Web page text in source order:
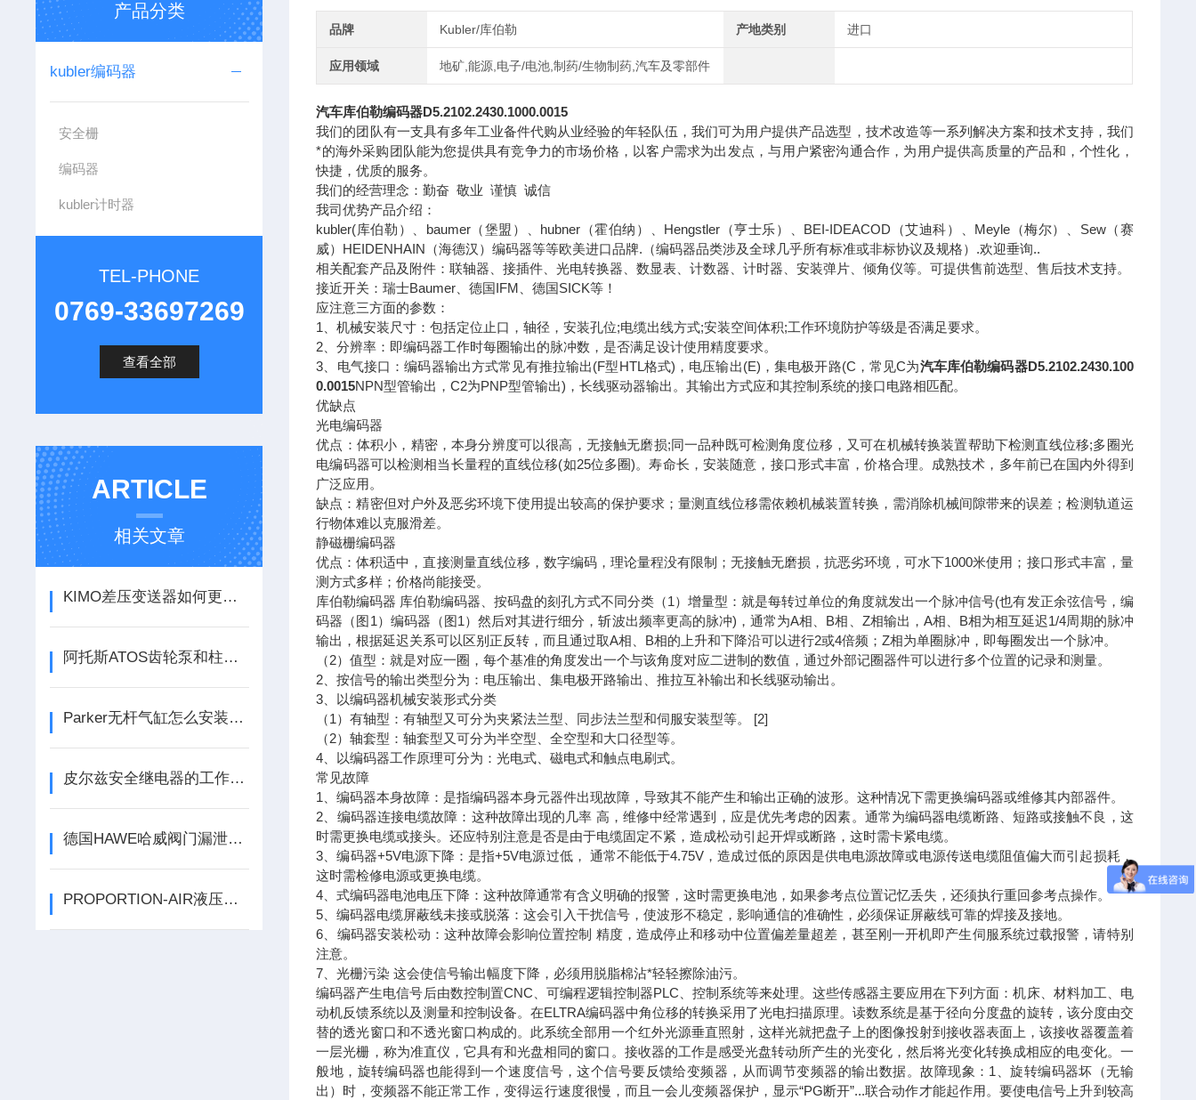
产品分类
kubler编码器
安全栅
编码器
kubler计时器
TEL-PHONE
0769-33697269
查看全部
ARTICLE
相关文章
KIMO差压变送器如何更改量程
阿托斯ATOS齿轮泵和柱塞泵的区别有哪些
Parker无杆气缸怎么安装图解
皮尔兹安全继电器的工作原理是什么？
德国HAWE哈威阀门漏泄的原因
PROPORTION-AIR液压比例阀工作原理是什么
品牌 Kubler/库伯勒 产地类别 进口
应用领域 地矿,能源,电子/电池,制药/生物制药,汽车及零部件
汽车库伯勒编码器D5.2102.2430.1000.0015
我们的团队有一支具有多年工业备件代购从业经验的年轻队伍，我们可为用户提供产品选型，技术改造等一系列解决方案和技术支持，我们
*的海外采购团队能为您提供具有竞争力的市场价格，以客户需求为出发点，与用户紧密沟通合作，为用户提供高质量的产品和，个性化，
快捷，优质的服务。
我们的经营理念：勤奋 敬业 谨慎 诚信
我司优势产品介绍：
kubler(库伯勒）、baumer（堡盟）、hubner（霍伯纳）、Hengstler（亨士乐）、BEI-IDEACOD（艾迪科）、Meyle（梅尔）、Sew（赛
威）HEIDENHAIN（海德汉）编码器等等欧美进口品牌.（编码器品类涉及全球几乎所有标准或非标协议及规格）.欢迎垂询..
相关配套产品及附件：联轴器、接插件、光电转换器、数显表、计数器、计时器、安装弹片、倾角仪等。可提供售前选型、售后技术支持。
接近开关：瑞士Baumer、德国IFM、德国SICK等！
应注意三方面的参数：
1、机械安装尺寸：包括定位止口，轴径，安装孔位;电缆出线方式;安装空间体积;工作环境防护等级是否满足要求。
2、分辨率：即编码器工作时每圈输出的脉冲数，是否满足设计使用精度要求。
3、电气接口：编码器输出方式常见有推拉输出(F型HTL格式)，电压输出(E)，集电极开路(C，常见C为汽车库伯勒编码器D5.2102.2430.100
0.0015NPN型管输出，C2为PNP型管输出)，长线驱动器输出。其输出方式应和其控制系统的接口电路相匹配。
优缺点
光电编码器
优点：体积小，精密，本身分辨度可以很高，无接触无磨损;同一品种既可检测角度位移，又可在机械转换装置帮助下检测直线位移;多圈光
电编码器可以检测相当长量程的直线位移(如25位多圈)。寿命长，安装随意，接口形式丰富，价格合理。成熟技术，多年前已在国内外得到
广泛应用。
缺点：精密但对户外及恶劣环境下使用提出较高的保护要求；量测直线位移需依赖机械装置转换，需消除机械间隙带来的误差；检测轨道运
行物体难以克服滑差。
静磁栅编码器
优点：体积适中，直接测量直线位移，数字编码，理论量程没有限制；无接触无磨损，抗恶劣环境，可水下1000米使用；接口形式丰富，量
测方式多样；价格尚能接受。
库伯勒编码器 库伯勒编码器、按码盘的刻孔方式不同分类（1）增量型：就是每转过单位的角度就发出一个脉冲信号(也有发正余弦信号，编
码器（图1）编码器（图1）然后对其进行细分，斩波出频率更高的脉冲)，通常为A相、B相、Z相输出，A相、B相为相互延迟1/4周期的脉冲
输出，根据延迟关系可以区别正反转，而且通过取A相、B相的上升和下降沿可以进行2或4倍频；Z相为单圈脉冲，即每圈发出一个脉冲。
（2）值型：就是对应一圈，每个基准的角度发出一个与该角度对应二进制的数值，通过外部记圈器件可以进行多个位置的记录和测量。
2、按信号的输出类型分为：电压输出、集电极开路输出、推拉互补输出和长线驱动输出。
3、以编码器机械安装形式分类
（1）有轴型：有轴型又可分为夹紧法兰型、同步法兰型和伺服安装型等。 [2]
（2）轴套型：轴套型又可分为半空型、全空型和大口径型等。
4、以编码器工作原理可分为：光电式、磁电式和触点电刷式。
常见故障
1、编码器本身故障：是指编码器本身元器件出现故障，导致其不能产生和输出正确的波形。这种情况下需更换编码器或维修其内部器件。
2、编码器连接电缆故障：这种故障出现的几率 高，维修中经常遇到，应是优先考虑的因素。通常为编码器电缆断路、短路或接触不良，这
时需更换电缆或接头。还应特别注意是否是由于电缆固定不紧，造成松动引起开焊或断路，这时需卡紧电缆。
3、编码器+5V电源下降：是指+5V电源过低， 通常不能低于4.75V，造成过低的原因是供电电源故障或电源传送电缆阻值偏大而引起损耗，
这时需检修电源或更换电缆。
4、式编码器电池电压下降：这种故障通常有含义明确的报警，这时需更换电池，如果参考点位置记忆丢失，还须执行重回参考点操作。
5、编码器电缆屏蔽线未接或脱落：这会引入干扰信号，使波形不稳定，影响通信的准确性，必须保证屏蔽线可靠的焊接及接地。
6、编码器安装松动：这种故障会影响位置控制 精度，造成停止和移动中位置偏差量超差，甚至刚一开机即产生伺服系统过载报警，请特别
注意。
7、光栅污染 这会使信号输出幅度下降，必须用脱脂棉沾*轻轻擦除油污。
编码器产生电信号后由数控制置CNC、可编程逻辑控制器PLC、控制系统等来处理。这些传感器主要应用在下列方面：机床、材料加工、电
动机反馈系统以及测量和控制设备。在ELTRA编码器中角位移的转换采用了光电扫描原理。读数系统是基于径向分度盘的旋转，该分度由交
替的透光窗口和不透光窗口构成的。此系统全部用一个红外光源垂直照射，这样光就把盘子上的图像投射到接收器表面上，该接收器覆盖着
一层光栅，称为准直仪，它具有和光盘相同的窗口。接收器的工作是感受光盘转动所产生的光变化，然后将光变化转换成相应的电变化。一
般地，旋转编码器也能得到一个速度信号，这个信号要反馈给变频器，从而调节变频器的输出数据。故障现象：1、旋转编码器坏（无输
出）时，变频器不能正常工作，变得运行速度很慢，而且一会儿变频器保护，显示“PG断开”...联合动作才能起作用。要使电信号上升到较高